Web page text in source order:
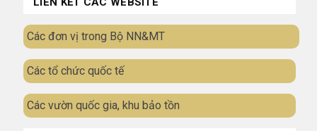
Các đơn vị trong Bộ NN&MT
Các tổ chức quốc tế
Các vườn quốc gia, khu bảo tồn